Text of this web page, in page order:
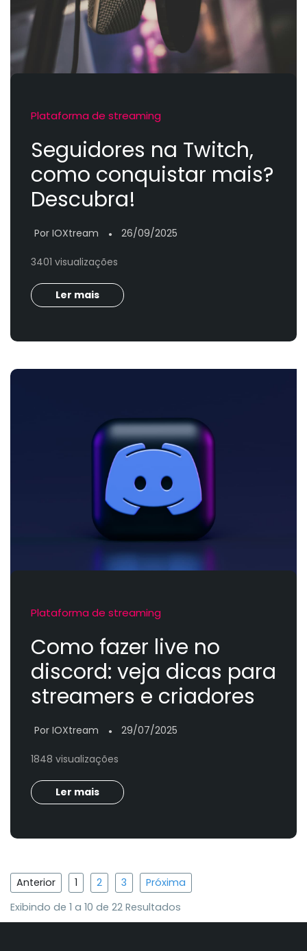
Plataforma de streaming
Seguidores na Twitch,
como conquistar mais?
Descubra!
Por IOXtream ● 26/09/2025
3401 visualizações
Ler mais
Plataforma de streaming
Como fazer live no
discord: veja dicas para
streamers e criadores
Por IOXtream ● 29/07/2025
1848 visualizações
Ler mais
Anterior 1 2 3
Próxima
Exibindo de 1 a 10 de 22 Resultados